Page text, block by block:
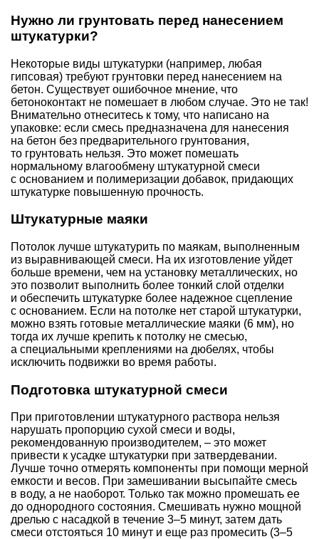
Нужно ли грунтовать перед нанесением
штукатурки?
Некоторые виды штукатурки (например, любая
гипсовая) требуют грунтовки перед нанесением на
бетон. Существует ошибочное мнение, что
бетоноконтакт не помешает в любом случае. Это не так!
Внимательно отнеситесь к тому, что написано на
упаковке: если смесь предназначена для нанесения
на бетон без предварительного грунтования,
то грунтовать нельзя. Это может помешать
нормальному влагообмену штукатурной смеси
с основанием и полимеризации добавок, придающих
штукатурке повышенную прочность.
Штукатурные маяки
Потолок лучше штукатурить по маякам, выполненным
из выравнивающей смеси. На их изготовление уйдет
больше времени, чем на установку металлических, но
это позволит выполнить более тонкий слой отделки
и обеспечить штукатурке более надежное сцепление
с основанием. Если на потолке нет старой штукатурки,
можно взять готовые металлические маяки (6 мм), но
тогда их лучше крепить к потолку не смесью,
а специальными креплениями на дюбелях, чтобы
исключить подвижки во время работы.
Подготовка штукатурной смеси
При приготовлении штукатурного раствора нельзя
нарушать пропорцию сухой смеси и воды,
рекомендованную производителем, – это может
привести к усадке штукатурки при затвердевании.
Лучше точно отмерять компоненты при помощи мерной
емкости и весов. При замешивании высыпайте смесь
в воду, а не наоборот. Только так можно промешать ее
до однородного состояния. Смешивать нужно мощной
дрелью с насадкой в течение 3–5 минут, затем дать
смеси отстояться 10 минут и еще раз промесить (3–5